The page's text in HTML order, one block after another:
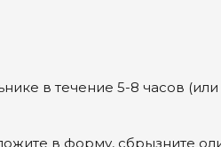
в течение 5-8 часов
в форму, сбрызните